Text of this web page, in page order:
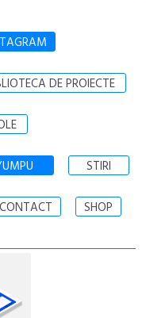
DE PROIECTE
STIRI
CONTACT SHOP